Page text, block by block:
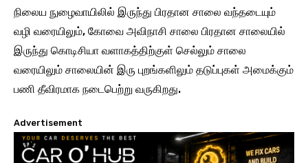
நிலைய நுழைவாயிலில் இருந்து பிரதான சாலை வந்தடையும்
வழி வரையிலும், கோவை அவிநாசி சாலை பிரதான சாலையில்
இருந்து கொடிசியா வளாகத்திற்குள் செல்லும் சாலை
வரையிலும் சாலையின் இரு புறங்களிலும் தடுப்புகள் அமைக்கும்
பணி தீவிரமாக நடைபெற்று வருகிறது.
Advertisement